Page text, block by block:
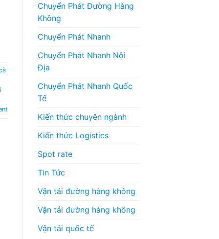
Chuyển Phát Đường Hàng
Không
Chuyển Phát Nhanh
Chuyển Phát Nhanh Nội
Địa
Chuyển Phát Nhanh Quốc
Tế
Kiến thức chuyên ngành
Kiến thức Logistics
Spot rate
Tin Tức
Vận tải đường hàng không
Vận tải đường hàng không
Vận tải quốc tế